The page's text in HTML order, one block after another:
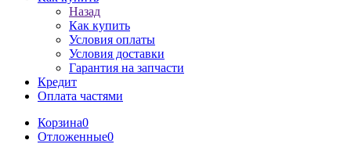
Назад
Как купить
Условия оплаты
Условия доставки
Гарантия на запчасти
Кредит
Оплата частями
Корзина0
Отложенные0